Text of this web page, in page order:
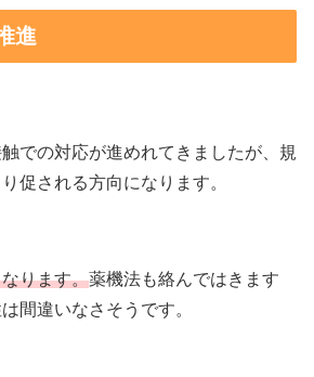
進
での対応が進めれてきましたが、規
促される方向になります。
ります。薬機法も絡んではきます
間違いなさそうです。